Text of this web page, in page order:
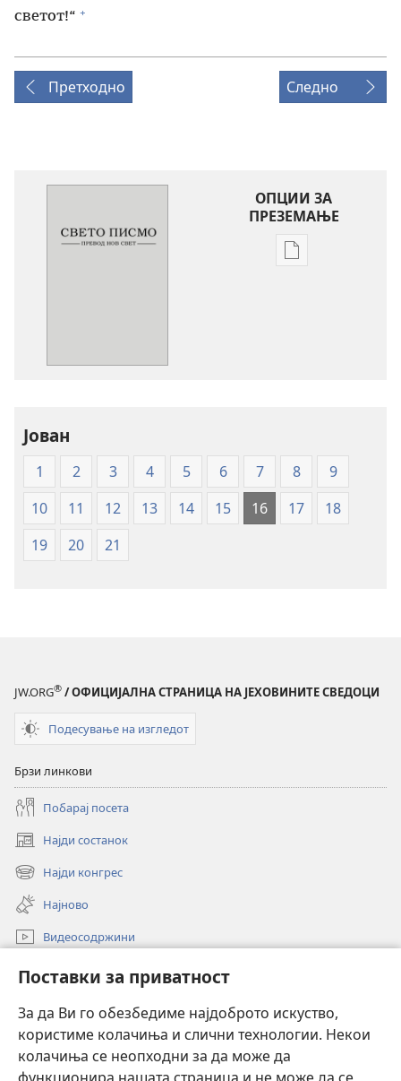
Поставки за приватност
За да Ви го обезбедиме најдоброто искуство,
користиме колачиња и слични технологии. Некои
колачиња се неопходни за да може да
светот!“ +
Претходно Следно
ОПЦИИ ЗА
ПРЕЗЕМАЊЕ
Опции
писмо
—
превод
Нов
Јован
1 2 3 4 5 6 7 8
9
10
11 12 13 14 15 16 17
18
19
20 21
JW.ORG® / ОФИЦИЈАЛНА СТРАНИЦА НА ЈЕХОВИНИТЕ СВЕДОЦИ
Подесување на изгледот
Брзи линкови
Побарај посета
Најди состанок
(opens
new
window)
Најди конгрес
(opens
new
window)
Најново
Видеосодржини
(opens
new